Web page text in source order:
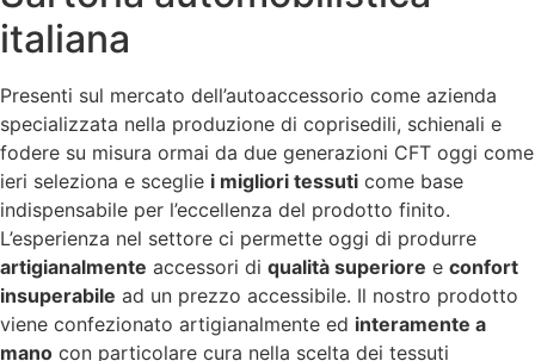
italiana
Presenti sul mercato dell’autoaccessorio come azienda
specializzata nella produzione di coprisedili, schienali e
fodere su misura ormai da due generazioni CFT oggi come
ieri seleziona e sceglie i migliori tessuti come base
indispensabile per l’eccellenza del prodotto finito.
L’esperienza nel settore ci permette oggi di produrre
artigianalmente accessori di qualità superiore e confort
insuperabile ad un prezzo accessibile. Il nostro prodotto
viene confezionato artigianalmente ed interamente a
mano con particolare cura nella scelta dei tessuti